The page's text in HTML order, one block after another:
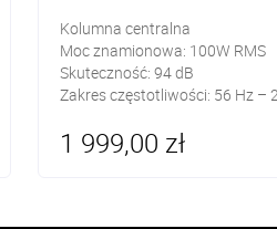
Kolumna centralna
Moc znamionowa: 100W RMS
Skuteczność: 94 dB
Zakres częstotliwości: 56 Hz –
1 999,00 zł